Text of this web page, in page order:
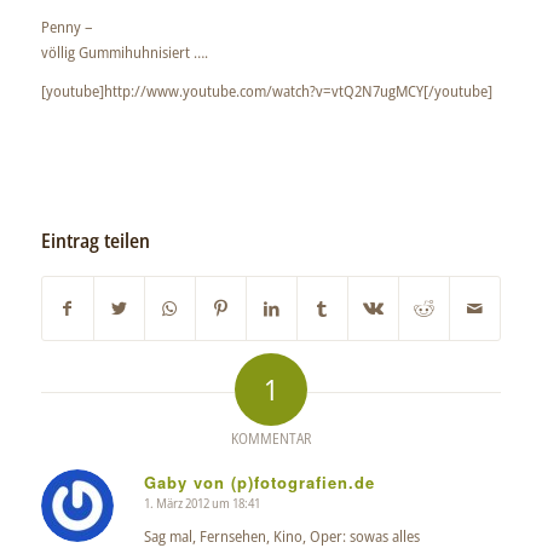
Penny –
völlig Gummihuhnisiert ….
[youtube]http://www.youtube.com/watch?v=vtQ2N7ugMCY[/youtube]
Eintrag teilen
1
KOMMENTAR
Gaby von (p)fotografien.de
sagte:
1. März 2012 um 18:41
Sag mal, Fernsehen, Kino, Oper: sowas alles